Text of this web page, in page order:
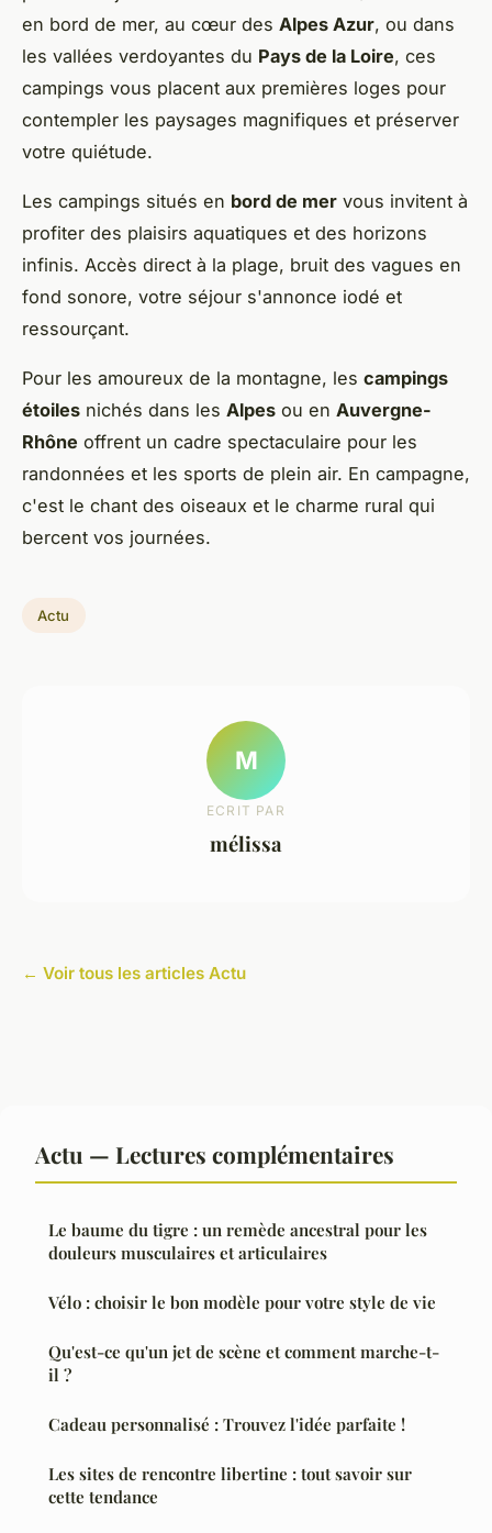
en bord de mer, au cœur des Alpes Azur, ou dans
les vallées verdoyantes du Pays de la Loire, ces
campings vous placent aux premières loges pour
contempler les paysages magnifiques et préserver
votre quiétude.
Les campings situés en bord de mer vous invitent à
profiter des plaisirs aquatiques et des horizons
infinis. Accès direct à la plage, bruit des vagues en
fond sonore, votre séjour s'annonce iodé et
ressourçant.
Pour les amoureux de la montagne, les campings
étoiles nichés dans les Alpes ou en Auvergne-
Rhône offrent un cadre spectaculaire pour les
randonnées et les sports de plein air. En campagne,
c'est le chant des oiseaux et le charme rural qui
bercent vos journées.
Actu
M
ECRIT PAR
mélissa
← Voir tous les articles Actu
Actu — Lectures complémentaires
Le baume du tigre : un remède ancestral pour les
douleurs musculaires et articulaires
Vélo : choisir le bon modèle pour votre style de vie
Qu'est-ce qu'un jet de scène et comment marche-t-
il ?
Cadeau personnalisé : Trouvez l'idée parfaite !
Les sites de rencontre libertine : tout savoir sur
cette tendance